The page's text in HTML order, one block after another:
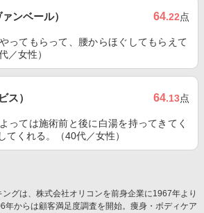
ンベール） 64.22点
ってもらって、腰からほぐしてもらえて
／女性）
ス） 64.13点
っては施術前と後に白湯を持ってきてく
てくれる。（40代／女性）
ングは、株式会社オリコンを前身企業に1967年より
年からは顧客満足度調査を開始。痩身・ボディケア